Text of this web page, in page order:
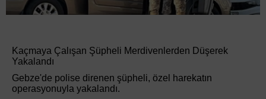
Kaçmaya Çalışan Şüpheli Merdivenlerden Düşerek
Yakalandı
Gebze'de polise direnen şüpheli, özel harekatın
operasyonuyla yakalandı.